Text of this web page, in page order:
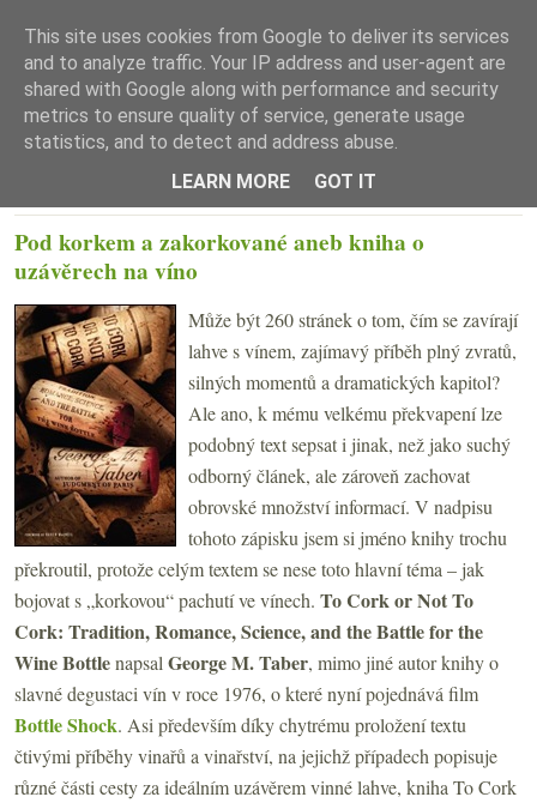
☰ Menu
Pod korkem a zakorkované aneb kniha o
uzávěrech na víno
Může být 260 stránek o tom, čím se zavírají
lahve s vínem, zajímavý příběh plný zvratů,
silných momentů a dramatických kapitol?
Ale ano, k mému velkému překvapení lze
podobný text sepsat i jinak, než jako suchý
odborný článek, ale zároveň zachovat
obrovské množství informací. V nadpisu
tohoto zápisku jsem si jméno knihy trochu
překroutil, protože celým textem se nese toto hlavní téma – jak
bojovat s „korkovou“ pachutí ve vínech. To Cork or Not To
Cork: Tradition, Romance, Science, and the Battle for the
Wine Bottlenapsal George M. Taber, mimo jiné autor knihy o
slavné degustaci vín v roce 1976, o které nyní pojednává film
Bottle Shock. Asi především díky chytrému proložení textu
čtivými příběhy vinařů a vinařství, na jejichž případech popisuje
různé části cesty za ideálním uzávěrem vinné lahve, kniha To Cork
This site uses cookies from Google to deliver its services
and to analyze traffic. Your IP address and user-agent are
shared with Google along with performance and security
metrics to ensure quality of service, generate usage
statistics, and to detect and address abuse.
LEARN MORE
GOT IT